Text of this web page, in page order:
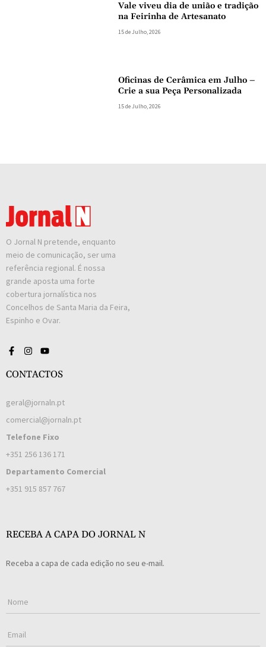
Vale viveu dia de união e tradição
na Feirinha de Artesanato
15 de Julho, 2026
Oficinas de Cerâmica em Julho –
Crie a sua Peça Personalizada
15 de Julho, 2026
O Jornal N pretende, enquanto
meio de comunicação, ser uma
referência regional. É nossa
grande aposta uma forte
cobertura jornalística nos
Concelhos de Santa Maria da Feira,
Espinho e Ovar.
CONTACTOS
geral@jornaln.pt
comercial@jornaln.pt
Telefone Fixo
+351 256 136 171
Departamento Comercial
+351 915 857 767
RECEBA A CAPA DO JORNAL N
Receba a capa de cada edição no seu e-mail.